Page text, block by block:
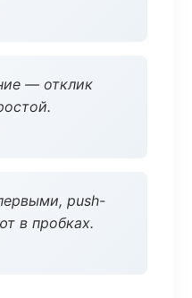
— отклик
push-
в пробках.